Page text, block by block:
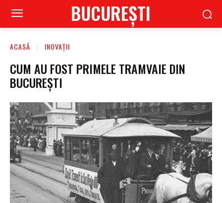
BUCUREŞTI
ACASĂ INOVAȚII
CUM AU FOST PRIMELE TRAMVAIE DIN
BUCUREȘTI